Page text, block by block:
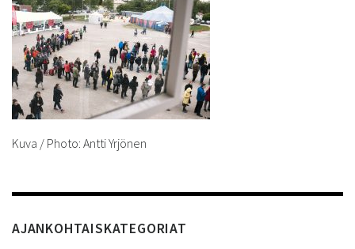
Kuva / Photo: Antti Yrjönen
AJANKOHTAISKATEGORIAT